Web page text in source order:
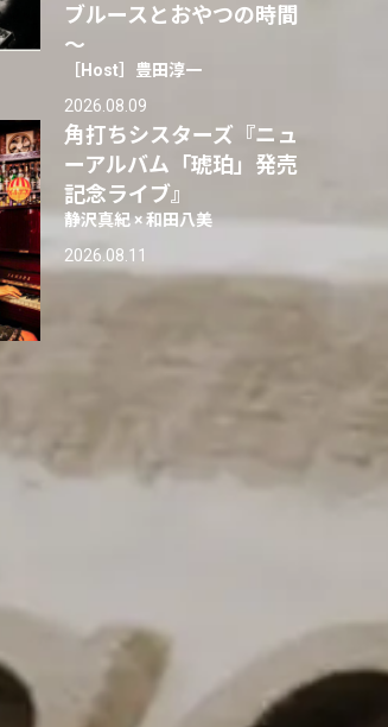
ブルースとおやつの時間
～
［Host］豊田淳一
2026.08.09
角打ちシスターズ『ニュ
ーアルバム「琥珀」発売
記念ライブ』
静沢真紀 × 和田八美
2026.08.11